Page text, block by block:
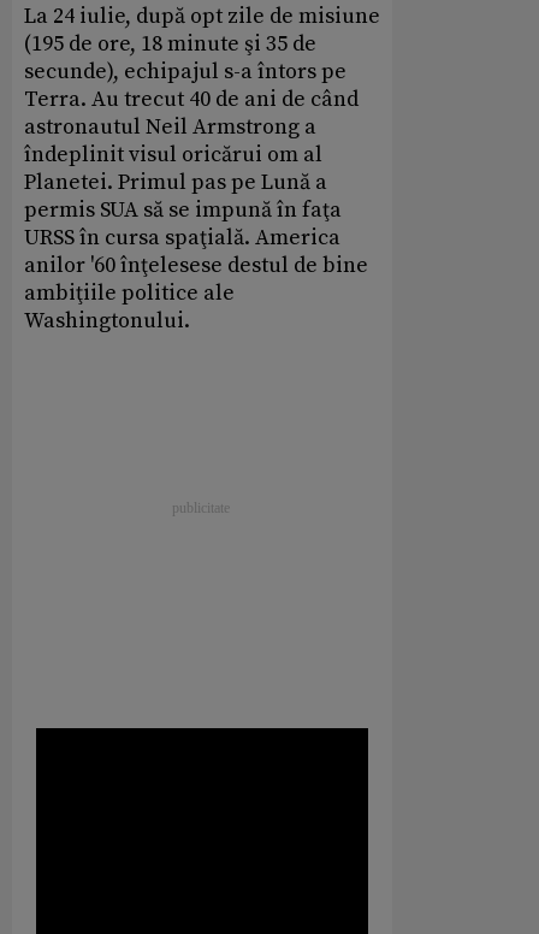
La 24 iulie, după opt zile de misiune
(195 de ore, 18 minute şi 35 de
secunde), echipajul s-a întors pe
Terra. Au trecut 40 de ani de când
astronautul Neil Armstrong a
îndeplinit visul oricărui om al
Planetei. Primul pas pe Lună a
permis SUA să se impună în faţa
URSS în cursa spaţială. America
anilor '60 înţelesese destul de bine
ambiţiile politice ale
Washingtonului.